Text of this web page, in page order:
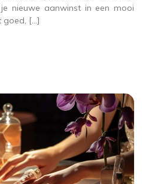
nieuwe aanwinst in een mooi
goed, […]